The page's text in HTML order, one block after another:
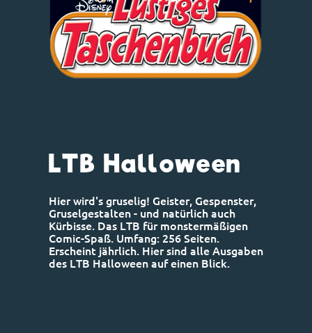
LTB Halloween
Hier wird's gruselig! Geister, Gespenster,
Gruselgestalten - und natürlich auch
Kürbisse. Das LTB für monstermäßigen
Comic-Spaß. Umfang: 256 Seiten.
Erscheint jährlich. Hier sind alle Ausgaben
des LTB Halloween auf einen Blick.